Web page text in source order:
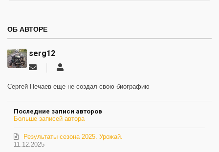
ОБ АВТОРЕ
serg12
Подписаться
обновление
Сергей Нечаев еще не создал свою биографию
Последние записи авторов
Больше записей автора
11.12.2025
Результаты сезона 2025. Урожай.